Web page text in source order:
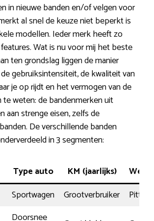
in nieuwe banden en/of velgen voor
al snel de keuze niet beperkt is
modellen. Ieder merk heeft zo
features. Wat is nu voor mij het beste
ten grondslag liggen de manier
gebruiksintensiteit, de kwaliteit van
je op rijdt en het vermogen van de
te weten: de bandenmerken uit
aan strenge eisen, zelfs de
De verschillende banden
in 3 segmenten:
Type auto KM (jaarlijks)
Sportwagen Grootverbruiker
Pittig
Doorsnee